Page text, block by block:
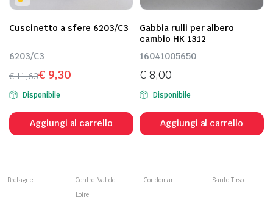
Cuscinetto a sfere 6203/C3
6203/C3
€11,63
Il
prezzo
originale
era:
€9,30
Il
prezzo
attuale
è:
Disponibile
Aggiungi al carrello
Gabbia rulli per albero
cambio HK 1312
16041005650
€ 8,00
Disponibile
Aggiungi al carrello
Bretagne
Centre-Val de
Loire
Gondomar Santo Tirso